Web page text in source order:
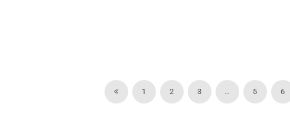
1 2 3 … 5 6